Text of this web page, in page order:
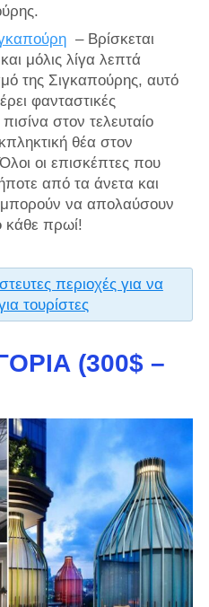
– Βρίσκεται
μόλις λίγα λεπτά
της Σιγκαπούρης, αυτό
φανταστικές
στον τελευταίο
θέα στον
οι επισκέπτες που
από τα άνετα και
να απολαύσουν
κάθε πρωί!
περιοχές για να
τουρίστες
(300$ –